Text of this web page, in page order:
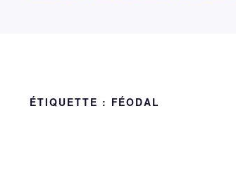
ÉTIQUETTE : FÉODAL